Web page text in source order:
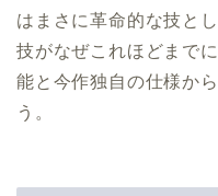
はまさに革命的な技と
技がなぜこれほどまで
能と今作独自の仕様か
う。